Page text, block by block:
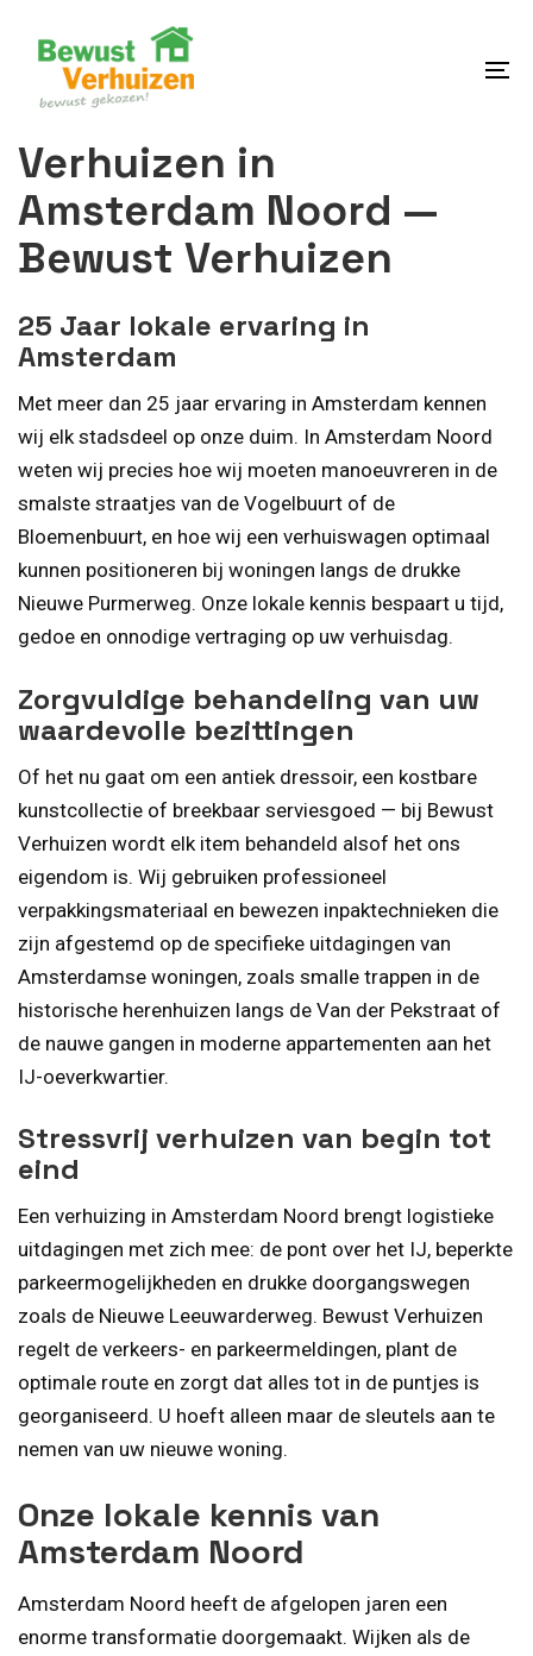
content
Verhuizen in
Amsterdam Noord —
Bewust Verhuizen
25 Jaar lokale ervaring in
Amsterdam
Met meer dan 25 jaar ervaring in Amsterdam kennen
wij elk stadsdeel op onze duim. In Amsterdam Noord
weten wij precies hoe wij moeten manoeuvreren in de
smalste straatjes van de Vogelbuurt of de
Bloemenbuurt, en hoe wij een verhuiswagen optimaal
kunnen positioneren bij woningen langs de drukke
Nieuwe Purmerweg. Onze lokale kennis bespaart u tijd,
gedoe en onnodige vertraging op uw verhuisdag.
Zorgvuldige behandeling van uw
waardevolle bezittingen
Of het nu gaat om een antiek dressoir, een kostbare
kunstcollectie of breekbaar serviesgoed — bij Bewust
Verhuizen wordt elk item behandeld alsof het ons
eigendom is. Wij gebruiken professioneel
verpakkingsmateriaal en bewezen inpaktechnieken die
zijn afgestemd op de specifieke uitdagingen van
Amsterdamse woningen, zoals smalle trappen in de
historische herenhuizen langs de Van der Pekstraat of
de nauwe gangen in moderne appartementen aan het
IJ-oeverkwartier.
Stressvrij verhuizen van begin tot
eind
Een verhuizing in Amsterdam Noord brengt logistieke
uitdagingen met zich mee: de pont over het IJ, beperkte
parkeermogelijkheden en drukke doorgangswegen
zoals de Nieuwe Leeuwarderweg. Bewust Verhuizen
regelt de verkeers- en parkeermeldingen, plant de
optimale route en zorgt dat alles tot in de puntjes is
georganiseerd. U hoeft alleen maar de sleutels aan te
nemen van uw nieuwe woning.
Onze lokale kennis van
Amsterdam Noord
Amsterdam Noord heeft de afgelopen jaren een
enorme transformatie doorgemaakt. Wijken als de